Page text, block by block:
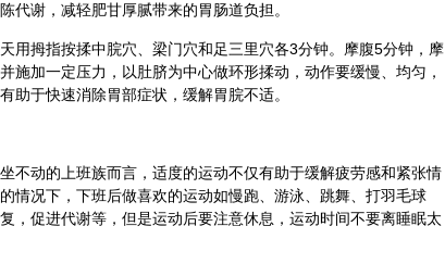
代谢，减轻肥甘厚腻带来的胃肠道负担。
用拇指按揉中脘穴、 梁门穴和足三里穴各3分钟。摩腹5分钟，摩
施加一定压力，以肚脐为中心做环形揉动，动作要缓慢、均匀，
助于快速消除胃部症状，缓解胃脘不适。
不动的上班族而言，适度的运动不仅有助于缓解疲劳感和紧张情
情况下，下班后做喜欢的运动如慢跑、游泳、跳舞、打羽毛球
，促进代谢等，但是运动后要注意休息，运动时间不要离睡眠太